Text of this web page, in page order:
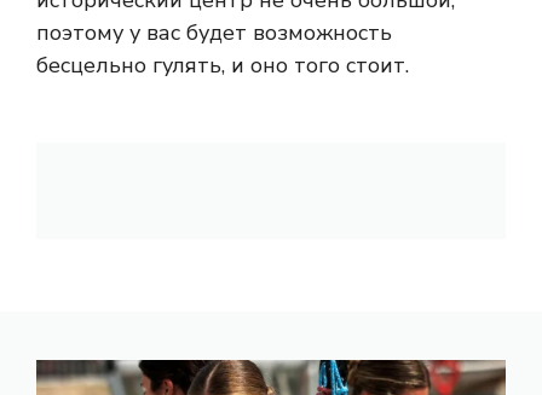
поэтому у вас будет возможность
бесцельно гулять, и оно того стоит.